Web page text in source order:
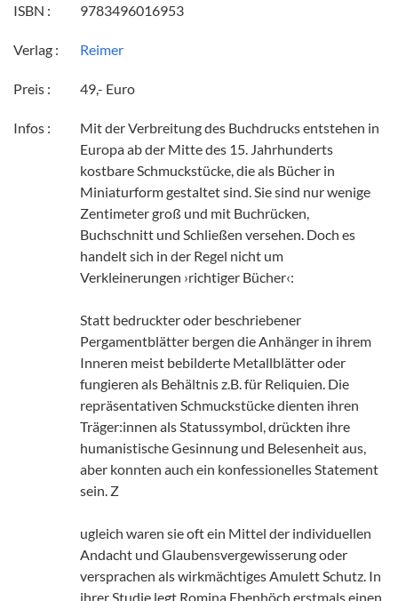
ISBN : 9783496016953
Verlag : Reimer
Preis : 49,- Euro
Infos :
Mit der Verbreitung des Buchdrucks entstehen in
Europa ab der Mitte des 15. Jahrhunderts
kostbare Schmuckstücke, die als Bücher in
Miniaturform gestaltet sind. Sie sind nur wenige
Zentimeter groß und mit Buchrücken,
Buchschnitt und Schließen versehen. Doch es
handelt sich in der Regel nicht um
Verkleinerungen ›richtiger Bücher‹:
Statt bedruckter oder beschriebener
Pergamentblätter bergen die Anhänger in ihrem
Inneren meist bebilderte Metallblätter oder
fungieren als Behältnis z.B. für Reliquien. Die
repräsentativen Schmuckstücke dienten ihren
Träger:innen als Statussymbol, drückten ihre
humanistische Gesinnung und Belesenheit aus,
aber konnten auch ein konfessionelles Statement
sein. Z
ugleich waren sie oft ein Mittel der individuellen
Andacht und Glaubensvergewisserung oder
versprachen als wirkmächtiges Amulett Schutz. In
ihrer Studie legt Romina Ebenhöch erstmals einen